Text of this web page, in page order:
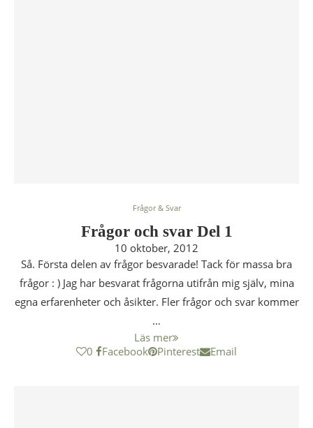
Frågor & Svar
Frågor och svar Del 1
10 oktober, 2012
Så. Första delen av frågor besvarade! Tack för massa bra
frågor : ) Jag har besvarat frågorna utifrån mig själv, mina
egna erfarenheter och åsikter. Fler frågor och svar kommer
…
Läs mer
0
Facebook Pinterest Email